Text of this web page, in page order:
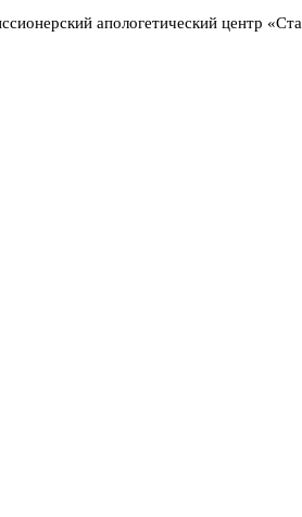
апологетический центр